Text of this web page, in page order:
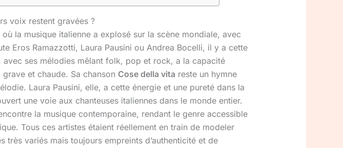
voix restent gravées ?
la musique italienne a explosé sur la scène mondiale, avec
Eros Ramazzotti, Laura Pausini ou Andrea Bocelli, il y a cette
ses mélodies mêlant folk, pop et rock, a la capacité
et chaude. Sa chanson Cose della vita reste un hymne
Laura Pausini, elle, a cette énergie et une pureté dans la
une voie aux chanteuses italiennes dans le monde entier.
la musique contemporaine, rendant le genre accessible
Tous ces artistes étaient réellement en train de modeler
très variés mais toujours empreints d’authenticité et de